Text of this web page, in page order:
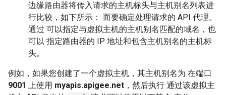
边缘路由器将传入请求的主机标头与主机别名列表进
行比较，如下所示： 而要确定处理请求的 API 代理。
通过 可以指定与虚拟主机的主机别名匹配的域名，也
可以 指定路由器的 IP 地址和包含主机别名的主机标
头。
例如，如果您创建了一个虚拟主机，其主机别名为 在端口
9001 上使用 myapis.apigee.net ，然后执行 通过该虚拟主